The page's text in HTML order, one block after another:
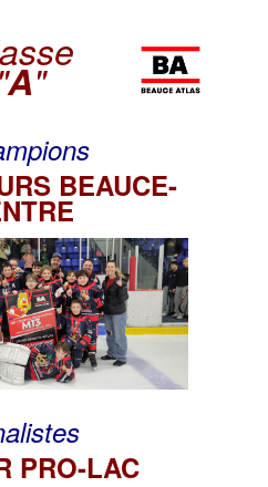
A"
BEAUCE-
PRO-LAC